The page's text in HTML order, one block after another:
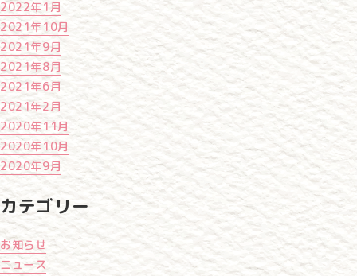
2022年1月
2021年10月
2021年9月
2021年8月
2021年6月
2021年2月
2020年11月
2020年10月
2020年9月
カテゴリー
お知らせ
ニュース